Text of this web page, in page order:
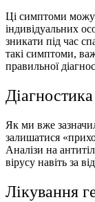
Ці симптоми
індивідуальних
зникати під час
такі симптоми,
правильної
Як ми вже
залишатися
Аналізи на
вірусу навіть за
Лікування